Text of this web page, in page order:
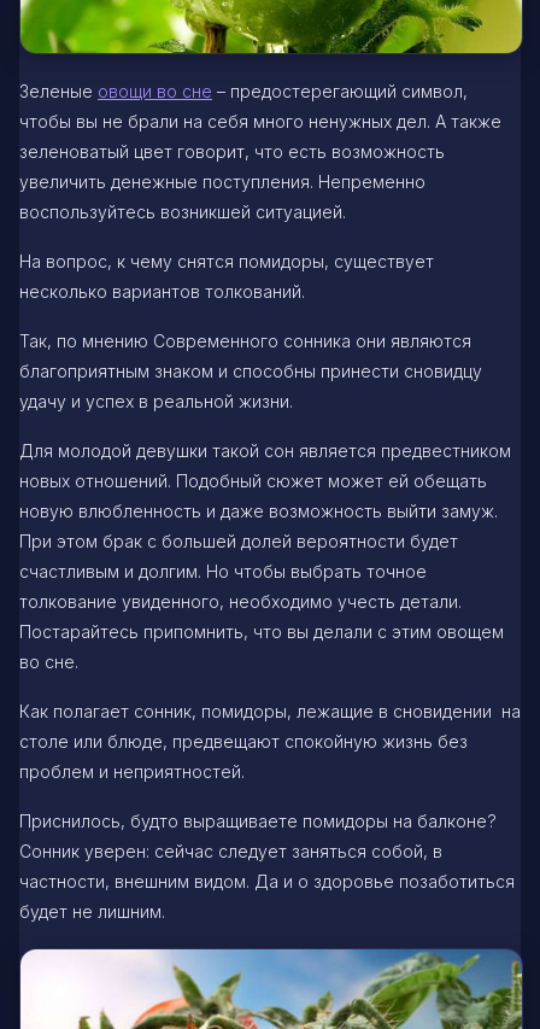
Зеленые овощи во сне – предостерегающий символ,
чтобы вы не брали на себя много ненужных дел. А также
зеленоватый цвет говорит, что есть возможность
увеличить денежные поступления. Непременно
воспользуйтесь возникшей ситуацией.
На вопрос, к чему снятся помидоры, существует
несколько вариантов толкований.
Так, по мнению Современного сонника они являются
благоприятным знаком и способны принести сновидцу
удачу и успех в реальной жизни.
Для молодой девушки такой сон является предвестником
новых отношений. Подобный сюжет может ей обещать
новую влюбленность и даже возможность выйти замуж.
При этом брак с большей долей вероятности будет
счастливым и долгим. Но чтобы выбрать точное
толкование увиденного, необходимо учесть детали.
Постарайтесь припомнить, что вы делали с этим овощем
во сне.
Как полагает сонник, помидоры, лежащие в сновидении на
столе или блюде, предвещают спокойную жизнь без
проблем и неприятностей.
Приснилось, будто выращиваете помидоры на балконе?
Сонник уверен: сейчас следует заняться собой, в
частности, внешним видом. Да и о здоровье позаботиться
будет не лишним.